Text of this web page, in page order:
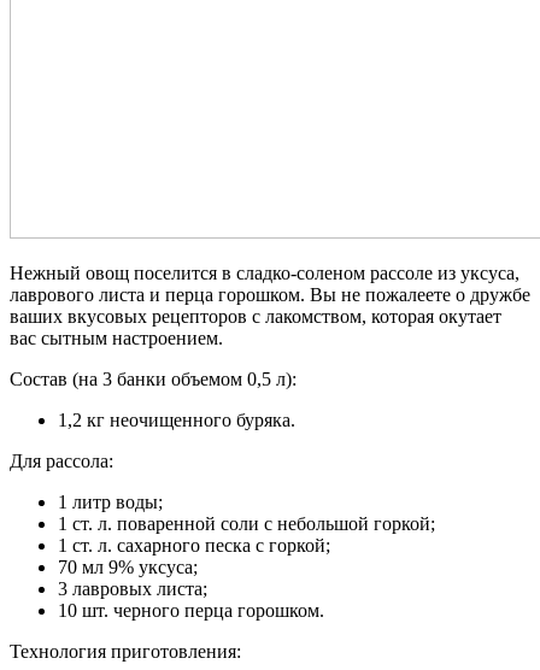
Нежный овощ поселится в сладко-соленом рассоле из уксуса,
лаврового листа и перца горошком. Вы не пожалеете о дружбе
ваших вкусовых рецепторов с лакомством, которая окутает
вас сытным настроением.
Состав (на 3 банки объемом 0,5 л):
1,2 кг неочищенного буряка.
Для рассола:
1 литр воды;
1 ст. л. поваренной соли с небольшой горкой;
1 ст. л. сахарного песка с горкой;
70 мл 9% уксуса;
3 лавровых листа;
10 шт. черного перца горошком.
Технология приготовления: